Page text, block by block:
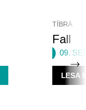
TÍBRÁ
Fall
09.
LESA